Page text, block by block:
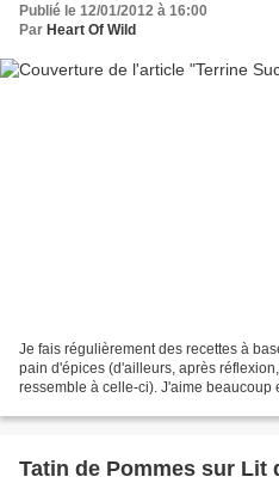
Publié le 12/01/2012 à 16:00
Par Heart Of Wild
Je fais régulièrement des recettes à
pain d'épices (d'ailleurs, après
ressemble à celle-ci). J'aime
Tatin de Pommes sur Lit